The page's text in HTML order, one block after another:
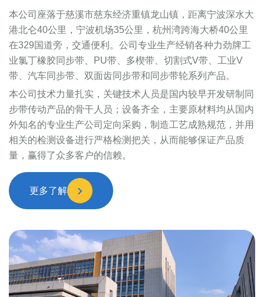
本公司座落于慈溪市慈东经济重镇龙山镇，距离宁波深水大
港北仑40公里，宁波机场35公里，杭州湾跨海大桥40公里
在329国道旁，交通便利。公司专业生产经销各种力劲牌工
业氯丁橡胶同步带、PU带、多楔带、切割式V带、工业V
带、汽车同步带、双面齿同步带和同步带轮系列产品。
本公司技术力量扎实，关键技术人员是国内较早开发研制同
步带传动产品的骨干人员；设备齐全，主要原材料均从国内
外知名的专业生产公司定向采购，制造工艺成熟规范，并用
相关的检测设备进行严格检测把关，从而能够保证产品质
量，赢得了众多客户的信赖。
更多了解